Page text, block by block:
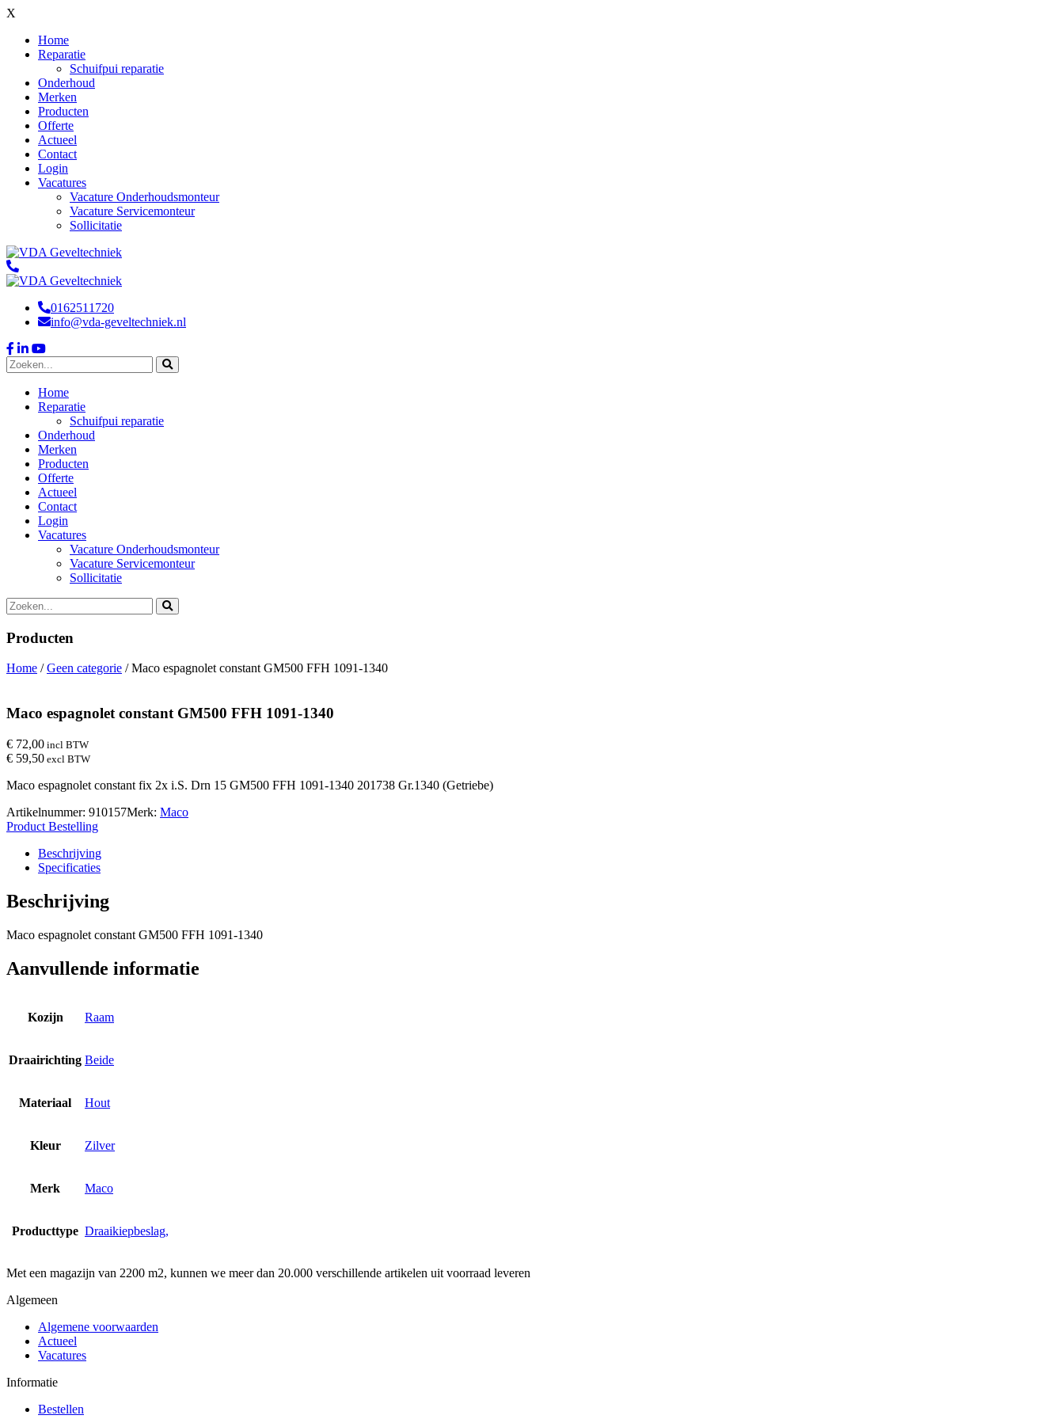
X
Home
Reparatie
Schuifpui reparatie
Onderhoud
Merken
Producten
Offerte
Actueel
Contact
Login
Vacatures
Vacature Onderhoudsmonteur
Vacature Servicemonteur
Sollicitatie
0162511720
info@vda-geveltechniek.nl
Home
Reparatie
Schuifpui reparatie
Onderhoud
Merken
Producten
Offerte
Actueel
Contact
Login
Vacatures
Vacature Onderhoudsmonteur
Vacature Servicemonteur
Sollicitatie
Producten
Home /Geen categorie / Maco espagnolet constant GM500 FFH 1091-1340
Maco espagnolet constant GM500 FFH 1091-1340
€ 72,00 incl BTW
€ 59,50 excl BTW
Maco espagnolet constant fix 2x i.S. Drn 15 GM500 FFH 1091-1340 201738 Gr.1340 (Getriebe)
Artikelnummer: 910157Merk: Maco
Product Bestelling
Beschrijving
Specificaties
Beschrijving
Maco espagnolet constant GM500 FFH 1091-1340
Aanvullende informatie
Kozijn Raam
Draairichting Beide
Materiaal Hout
Kleur Zilver
Merk Maco
Producttype Draaikiepbeslag,
Met een magazijn van 2200 m2, kunnen we meer dan 20.000 verschillende artikelen uit voorraad leveren
Algemeen
Algemene voorwaarden
Actueel
Vacatures
Informatie
Bestellen